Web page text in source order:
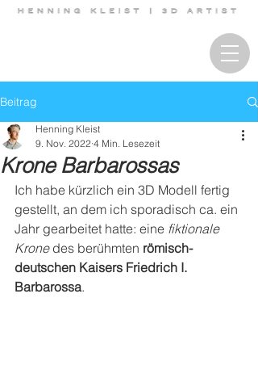
Beitrag
Krone Barbarossas
Henning Kleist
9. Nov. 2022 4 Min. Lesezeit
Ich habe kürzlich ein 3D Modell fertig
gestellt, an dem ich sporadisch ca. ein
Jahr gearbeitet hatte: eine fiktionale
Krone des berühmten römisch-
deutschen Kaisers Friedrich I.
Barbarossa.